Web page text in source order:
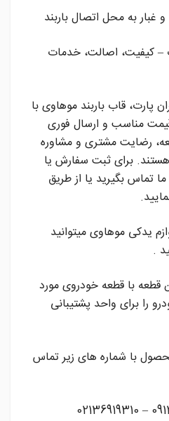
غبار به محل اتصال باربند
– کیفیت، اصالت، خدمات
پارت، قاب باربند موهاوی با
مناسب و ارسال فوری
رضایت مشتری و مشاوره
برای ثبت سفارش یا
تماس بگیرید یا از طریق
یدکی موهاوی میتوانید
.
قطعه با قطعه خودروی مورد
را برای واحد پشتیبانی
با شماره های زیر تماس